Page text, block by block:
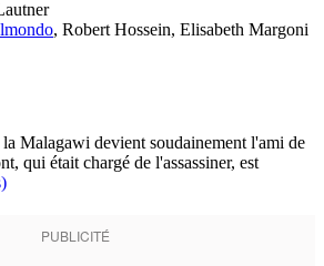
, Robert Hossein, Elisabeth Margoni
Malagawi devient soudainement l'ami de
qui était chargé de l'assassiner, est